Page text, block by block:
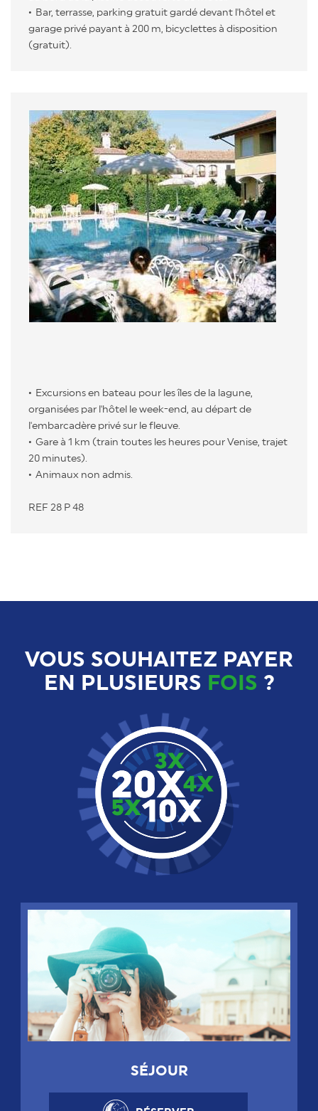
Bar, terrasse, parking gratuit gardé devant l'hôtel et
garage privé payant à 200 m, bicyclettes à disposition
(gratuit).
Excursions en bateau pour les îles de la lagune,
organisées par l'hôtel le week-end, au départ de
l'embarcadère privé sur le fleuve.
Gare à 1 km (train toutes les heures pour Venise, trajet
20 minutes).
Animaux non admis.
REF 28 P 48
VOUS SOUHAITEZ PAYER
EN PLUSIEURS FOIS ?
SÉJOUR